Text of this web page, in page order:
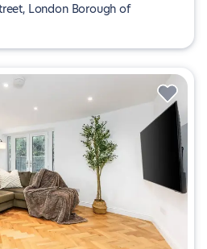
London Borough of